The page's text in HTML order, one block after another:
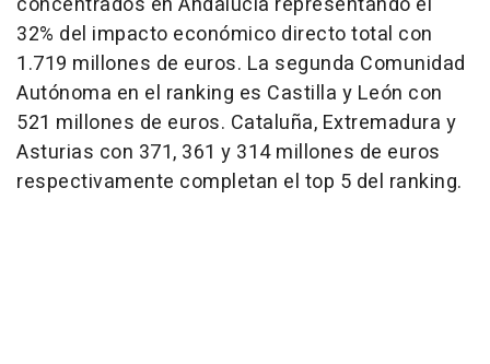
32% del impacto económico directo total con
1.719 millones de euros. La segunda Comunidad
Autónoma en el ranking es Castilla y León con
521 millones de euros. Cataluña, Extremadura y
Asturias con 371, 361 y 314 millones de euros
respectivamente completan el top 5 del ranking.